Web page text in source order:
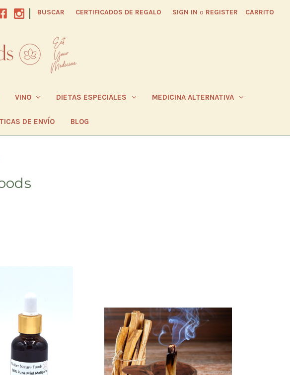
| BUSCAR CERTIFICADOS DE REGALO SIGN IN o REGISTER CARRITO
VINO DIETAS ESPECIALES MEDICINA ALTERNATIVA
DE ENVÍO BLOG